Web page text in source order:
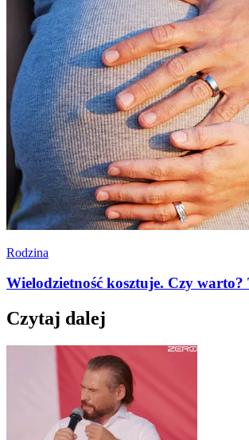
Rodzina
Wielodzietność kosztuje. Czy
Czytaj dalej